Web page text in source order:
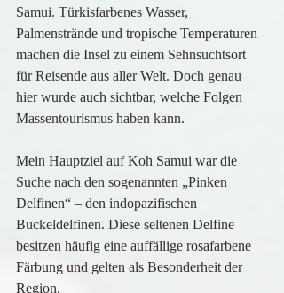
Samui. Türkisfarbenes Wasser,
Palmenstrände und tropische Temperaturen
machen die Insel zu einem Sehnsuchtsort
für Reisende aus aller Welt. Doch genau
hier wurde auch sichtbar, welche Folgen
Massentourismus haben kann.
Mein Hauptziel auf Koh Samui war die
Suche nach den sogenannten „Pinken
Delfinen“ – den indopazifischen
Buckeldelfinen. Diese seltenen Delfine
besitzen häufig eine auffällige rosafarbene
Färbung und gelten als Besonderheit der
Region.